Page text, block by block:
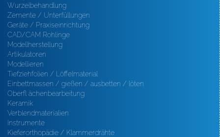
Wurzelbehandlung
Zemente / Unterfüllungen
Geräte / Praxiseinrichtung
CAD/CAM Rohlinge
Modellherstellung
Artikulatoren
Modellieren
Tiefziehfolien / Löffelmaterial
Einbettmassen / gießen / ausbetten / löten
Oberfl ächenbearbeitung
Keramik
Verblendmaterialien
Instrumente
Kieferorthopädie / Klammerdrähte